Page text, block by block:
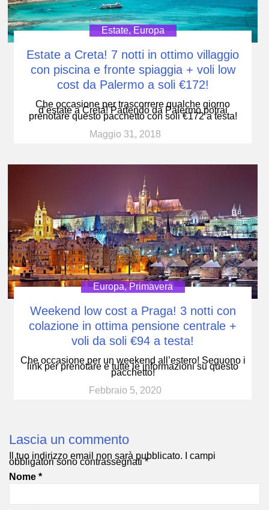
Estate,Europa
Estate a Creta! 7 notti in ottimo villaggio
con piscina e fronte spiaggia + voli low
cost da Palermo a soli €172!
Che occasione per trascorrere qualche giorno
d’estate a Creta! Partendo da Palermo potrai
prenotare questo pacchetto con soli €172 a testa!
Maggio 31, 2018
Europa,Primavera
Weekend low cost a Praga! 3 notti con
colazione in ottima pensione centrale +
voli da soli €94 a testa!
Che occasione per un weekend all’estero! Seguono i
link per prenotare e tutte le informazioni su questo
pacchetto!
Febbraio 5, 2020
Lascia un commento
Il tuo indirizzo email non sarà pubblicato. I campi
obbligatori sono contrassegnati*
Nome *